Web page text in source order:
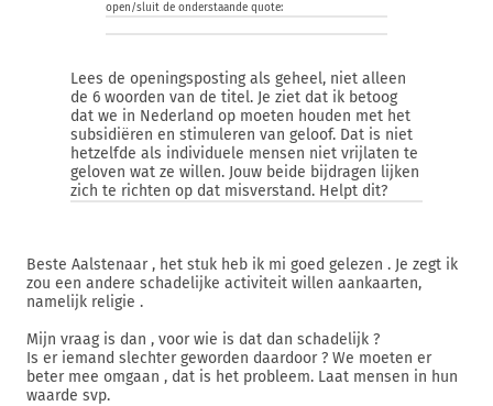
open/sluit de onderstaande quote:
Lees de openingsposting als geheel, niet alleen
de 6 woorden van de titel. Je ziet dat ik betoog
dat we in Nederland op moeten houden met het
subsidiëren en stimuleren van geloof. Dat is niet
hetzelfde als individuele mensen niet vrijlaten te
geloven wat ze willen. Jouw beide bijdragen lijken
zich te richten op dat misverstand. Helpt dit?
Beste Aalstenaar , het stuk heb ik mi goed gelezen . Je zegt ik
zou een andere schadelijke activiteit willen aankaarten,
namelijk religie .
Mijn vraag is dan , voor wie is dat dan schadelijk ?
Is er iemand slechter geworden daardoor ? We moeten er
beter mee omgaan , dat is het probleem. Laat mensen in hun
waarde svp.